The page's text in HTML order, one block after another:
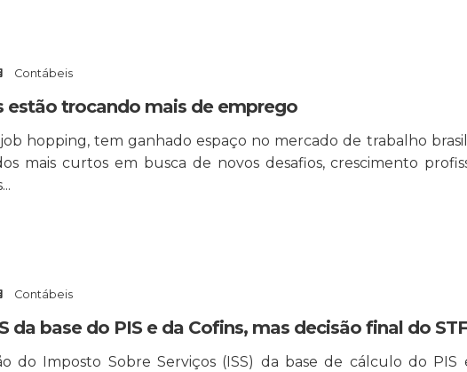
Contábeis
estão trocando mais de emprego
hopping, tem ganhado espaço no mercado de trabalho
mais curtos em busca de novos desafios, crescimento
Contábeis
da base do PIS e da Cofins, mas decisão final do
do Imposto Sobre Serviços (ISS) da base de cálculo do